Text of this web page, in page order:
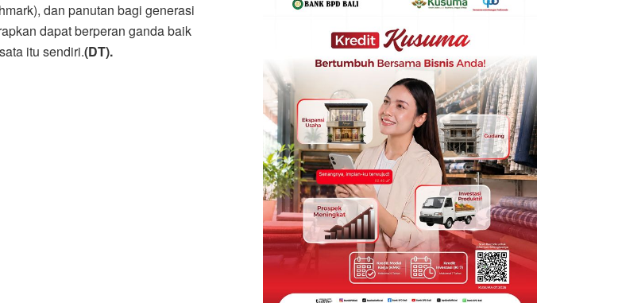
dan panutan bagi generasi
dapat berperan ganda baik
itu sendiri.(DT).